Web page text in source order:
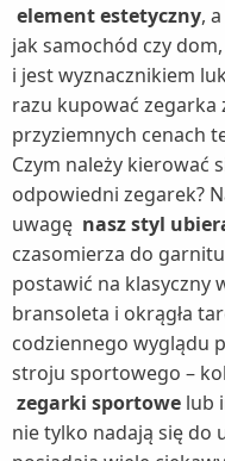
Traktorki ogrodowe (2)
Trampoliny (2)
Umywalki (2)
Baterie umywalkowe
Wanny (1)
Wentylatory (4)
Wentylatory
Wózki dziecięce (1)
Żarówki LED (1)
zgrzewarki próżniowe
Zlewozmywaki (2)
Baterie kuchenne (1)
element estetyczny,
jak samochód czy
i jest wyznacznikiem
razu kupować zegarka
przyziemnych cenach
Czym należy kierować
odpowiedni zegarek?
uwagę nasz styl
czasomierza do
postawić na klasyczny
bransoleta i okrągła
codziennego wyglądu
stroju sportowego –
zegarki sportowe lub
nie tylko nadają się do